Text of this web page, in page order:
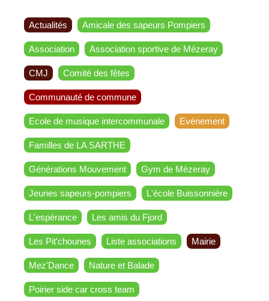
Actualités Amicale des sapeurs Pompiers
Association Association sportive de Mézeray
CMJ Comité des fêtes
Communauté de commune
Ecole de musique intercommunale Evènement
Familles de LA SARTHE
Générations Mouvement Gym de Mézeray
Jeunes sapeurs-pompiers L'école Buissonnière
L'espérance Les amis du Fjord
Les Pit'chounes Liste associations Mairie
Mez'Dance Nature et Balade
Poirier side car cross team